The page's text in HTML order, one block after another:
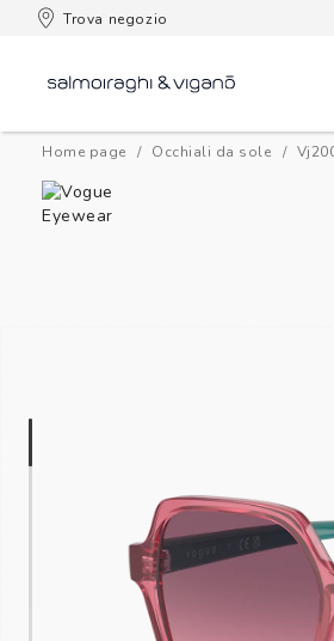
Trova negozio
Home page Occhiali da sole